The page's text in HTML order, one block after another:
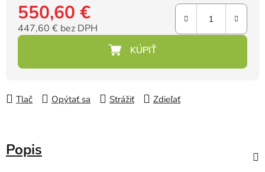
550,60 €
447,60 € bez DPH
Tlač Opýtať sa Strážiť Zdieľať
Popis